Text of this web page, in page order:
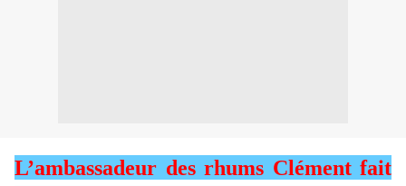
L’ambassadeur des rhums Clément fait